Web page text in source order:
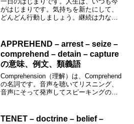
がはじまりです。気持ちを新たにして、
どんどん行動しましょう。継続は力な
ピーキング力もアップしましょう！！
Obstinate意味: 頑...
APPREHEND – arrest – seize –
comprehend – detain – capture
の意味、例文、類義語
Comprehension（理解）は、Comprehend
の名詞です。音声を聴いてリスニング、
音声にそって発声してスピーキングの力
号:/ˌæprɪˈh...
TENET – doctrine – belief –